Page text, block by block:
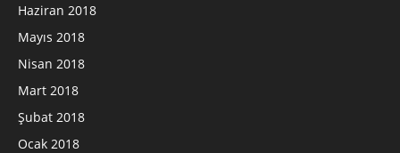
Haziran 2018
Mayıs 2018
Nisan 2018
Mart 2018
Şubat 2018
Ocak 2018